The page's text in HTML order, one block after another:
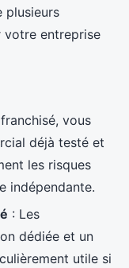
plusieurs
votre entreprise
vous
déjà testé et
les risques
indépendante.
: Les
dédiée et un
utile si